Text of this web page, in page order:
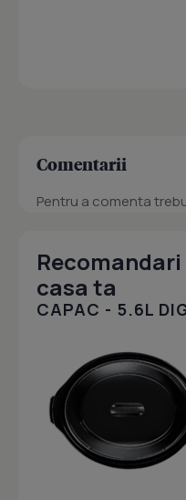
Comentarii
Pentru a comenta
casa ta
CAPAC - 5.6L